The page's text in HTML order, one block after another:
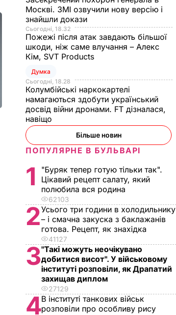
Москві. ЗМІ озвучили нову версію і
знайшли докази
Сьогодні, 18.32
Пожежі після атак завдають більшої
шкоди, ніж саме влучання – Алекс
Кім, SVT Products
Думка
Сьогодні, 18.28
Колумбійські наркокартелі
намагаються здобути український
досвід війни дронами. FT дізналася,
навіщо
Більше новин
ПОПУЛЯРНЕ В БУЛЬВАРІ
1
"Буряк тепер готую тільки так".
Цікавий рецепт салату, який
полюбила вся родина
62103
2Усього три години в холодильнику
– і смачна закуска з баклажанів
готова. Рецепт, як знахідка
41127
3"Такі можуть неочікувано
добитися висот". У військовому
інституті розповіли, як Драпатий
захищав диплом
27129
4В інституті танкових військ
розповіли про особливу рису